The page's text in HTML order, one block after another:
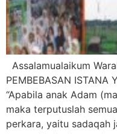
Assalamualaikum
PEMBEBASAN ISTANA
“Apabila anak Adam
maka terputuslah
perkara, yaitu sadaqah